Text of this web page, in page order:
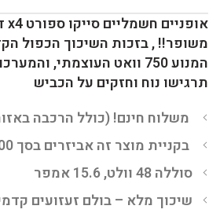
המנוע 750 וואט העוצמתי,
תרגישו נוח וחזקים על הכביש
משלוח חינם! (כולל הרכבה
בקניית מוצר זה אביזרים בסך 1000 ש"ח!
סוללה 48 וולט, 15.6 אמפר
שיכוך מלא – בולם זעזועים